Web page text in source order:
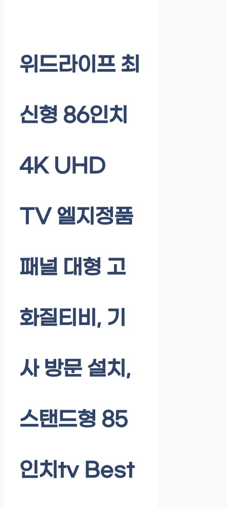
위드라이프 최
신형 86인치
4K UHD
TV 엘지정품
패널 대형 고
화질티비, 기
사 방문 설치,
스탠드형 85
인치tv Best